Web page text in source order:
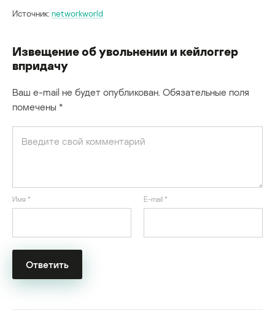
Источник: networkworld
Извещение об увольнении и кейлоггер
впридачу
Ваш e-mail не будет опубликован. Обязательные поля
помечены *
Имя * E-mail *